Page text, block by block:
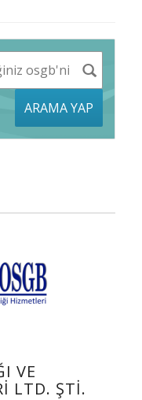
ARAMA YAP
VE
LTD. ŞTI.